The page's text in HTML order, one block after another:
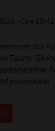
- Ore 10:42
tra
Tauro. Gli
estorsione